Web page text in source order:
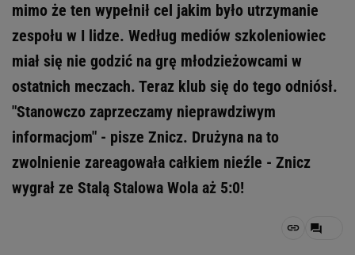
mimo że ten wypełnił cel jakim było utrzymanie
zespołu w I lidze. Według mediów szkoleniowiec
miał się nie godzić na grę młodzieżowcami w
ostatnich meczach. Teraz klub się do tego odniósł.
"Stanowczo zaprzeczamy nieprawdziwym
informacjom" - pisze Znicz. Drużyna na to
zwolnienie zareagowała całkiem nieźle - Znicz
wygrał ze Stalą Stalowa Wola aż 5:0!